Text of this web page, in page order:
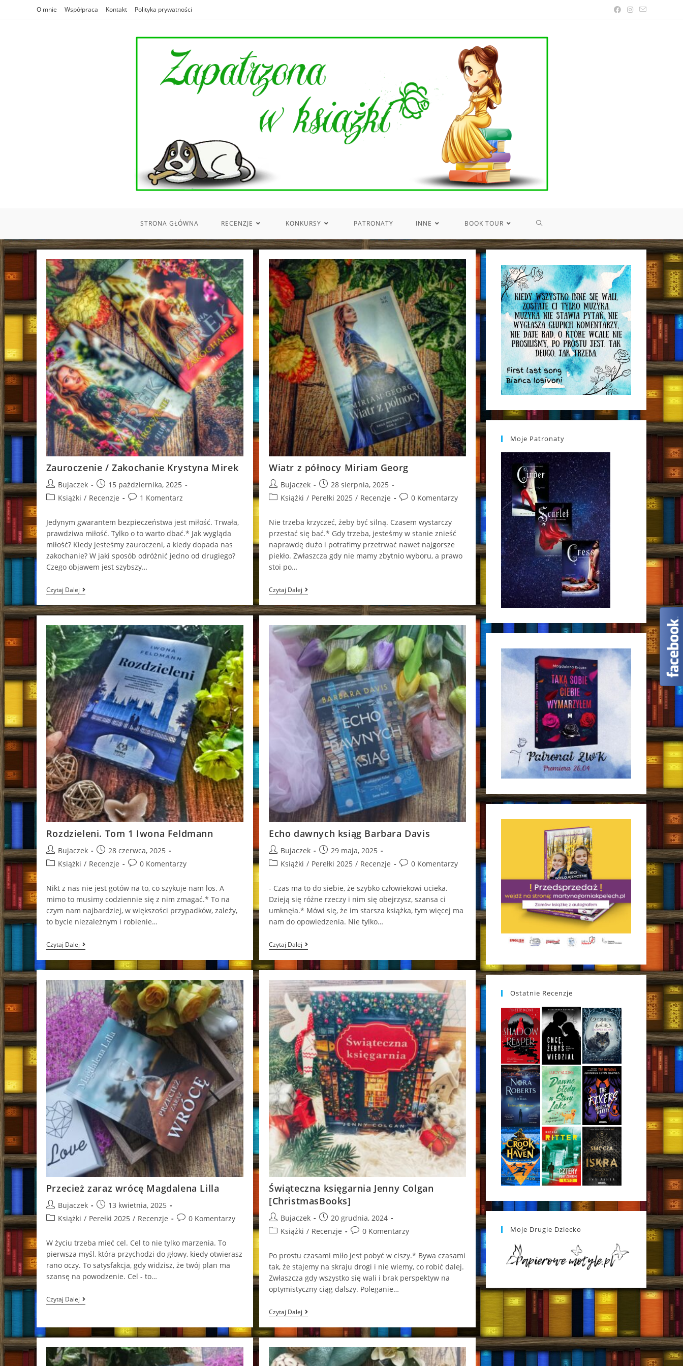
O mnie Współpraca Kontakt Polityka prywatności
STRONA GŁÓWNA RECENZJE KONKURSY PATRONATY INNE BOOK TOUR TOGGLE
SEARCH
Zauroczenie / Zakochanie Krystyna Mirek
Post
author:
Bujaczek
Post
published:
15 października, 2025
PostKsiążki / Recenzje
Post1 Komentarz
Jedynym gwarantem bezpieczeństwa jest miłość. Trwała,
prawdziwa miłość. Tylko o to warto dbać.* Jak wygląda
miłość? Kiedy jesteśmy zauroczeni, a kiedy dopada nas
zakochanie? W jaki sposób odróżnić jedno od drugiego?
Czego objawem jest szybszy…
Czytaj DalejZauroczenie
/
Zakochanie
Krystyna
Wiatr z północy Miriam Georg
Post
author:
Bujaczek
Post
published:
28 sierpnia, 2025
PostKsiążki / Perełki 2025 / Recenzje
Post0 Komentarzy
Nie trzeba krzyczeć, żeby być silną. Czasem wystarczy
przestać się bać.* Gdy trzeba, jesteśmy w stanie znieść
naprawdę dużo i potrafimy przetrwać nawet najgorsze
piekło. Zwłaszcza gdy nie mamy zbytnio wyboru, a prawo
stoi po…
Czytaj Dalej Wiatr
Z
Północy
Miriam
Rozdzieleni. Tom 1 Iwona Feldmann
Post
author:
Bujaczek
Post
published:
28 czerwca, 2025
PostKsiążki / Recenzje
Post0 Komentarzy
Nikt z nas nie jest gotów na to, co szykuje nam los. A
mimo to musimy codziennie się z nim zmagać.* To na
czym nam najbardziej, w większości przypadków, zależy,
to bycie niezależnym i robienie…
Czytaj DalejRozdzieleni.
Tom
1
Iwona
Echo dawnych ksiąg Barbara Davis
Post
author:
Bujaczek
Post
published:
29 maja, 2025
PostKsiążki / Perełki 2025 / Recenzje
Post0 Komentarzy
- Czas ma to do siebie, że szybko człowiekowi ucieka.
Dzieją się różne rzeczy i nim się obejrzysz, szansa ci
umknęła.* Mówi się, że im starsza książka, tym więcej ma
nam do opowiedzenia. Nie tylko…
Czytaj Dalej Echo
Dawnych
Ksiąg
Barbara
Przecież zaraz wrócę Magdalena Lilla
Post
author:
Bujaczek
Post
published:
13 kwietnia, 2025
PostKsiążki / Perełki 2025 / Recenzje
Post0 Komentarzy
W życiu trzeba mieć cel. Cel to nie tylko marzenia. To
pierwsza myśl, która przychodzi do głowy, kiedy otwierasz
rano oczy. To satysfakcja, gdy widzisz, że twój plan ma
szansę na powodzenie. Cel - to…
Czytaj DalejPrzecież
Zaraz
Lilla
Świąteczna księgarnia Jenny Colgan
[ChristmasBooks]
Post
author:
Bujaczek
Post
published:
20 grudnia, 2024
PostKsiążki / Recenzje
Post0 Komentarzy
Po prostu czasami miło jest pobyć w ciszy.* Bywa czasami
tak, że stajemy na skraju drogi i nie wiemy, co robić dalej.
Zwłaszcza gdy wszystko się wali i brak perspektyw na
optymistyczny ciąg dalszy. Poleganie…
Czytaj Dalej Świąteczna
Księgarnia
Jenny
Colgan
Moje Patronaty
Ostatnie Recenzje
Moje Drugie Dziecko